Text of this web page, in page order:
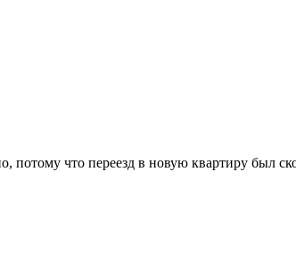
потому что переезд в новую квартиру был